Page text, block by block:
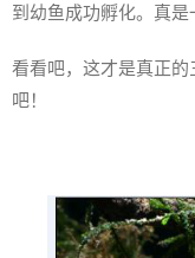
到幼鱼成功孵化。真是
看看吧，这才是真正
吧！